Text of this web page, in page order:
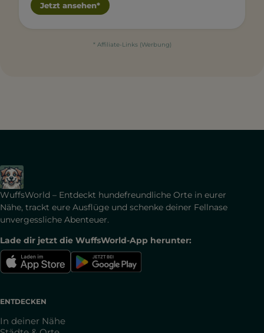
Jetzt ansehen*
* Affiliate-Links (Werbung)
WuffsWorld – Entdeckt hundefreundliche Orte in eurer
Nähe, trackt eure Ausflüge und schenke deiner Fellnase
unvergessliche Abenteuer.
Lade dir jetzt die WuffsWorld-App herunter:
ENTDECKEN
In deiner Nähe